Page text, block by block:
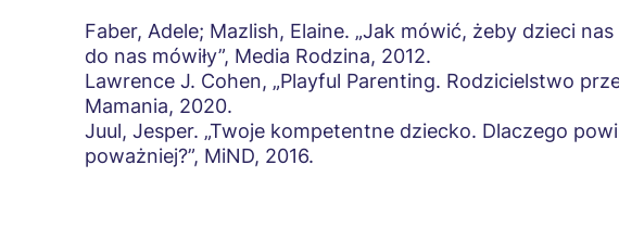
Faber, Adele; Mazlish, Elaine. „Jak mówić, żeby dzieci nas
do nas mówiły”, Media Rodzina, 2012.
Lawrence J. Cohen, „Playful Parenting. Rodzicielstwo
Mamania, 2020.
Juul, Jesper. „Twoje kompetentne dziecko. Dlaczego
poważniej?”, MiND, 2016.